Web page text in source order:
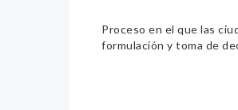
Proceso en el que las
formulación y toma de